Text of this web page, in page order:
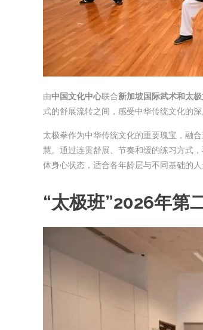
由中国文化中心联合新加坡国际武术和太
式的舒展流转之间，感受中华传统文化的
太极拳作为中华传统文化的重要瑰宝，融
慧。通过连贯舒展、节奏和缓的练习方式
体身心状态，适合各年龄层与不同基础的人
“太极班”2026年第